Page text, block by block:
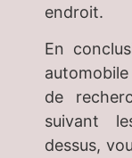
endroit.
En
de
suivant
dessus,